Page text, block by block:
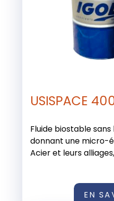
USISPACE
Fluide biostable
donnant une micro-
Acier et leurs
EN